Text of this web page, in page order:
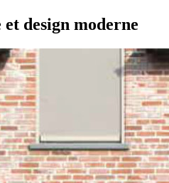
design moderne